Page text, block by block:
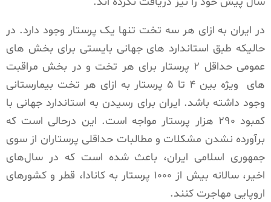
در ایران به ازای هر سه تخت تنها یک پرستار وجود دارد. در
حالیکه طبق استاندارد های جهانی بایستی برای بخش های
عمومی حداقل ۲ پرستار برای هر تخت و در بخش مراقبت
های ویژه بین ۴ تا ۵ پرستار به ازای هر تخت بیمارستانی
وجود داشته باشد. ایران برای رسیدن به استاندارد جهانی با
کمبود ۲۹۰ هزار پرستار مواجه است. این درحالی است که
برآورده نشدن مشکلات و مطالبات حداقلی پرستاران از سوی
جمهوری اسلامی ایران، باعث شده است که در سال‌های
اخیر، سالانه بیش از ۱۰۰۰ پرستار به کانادا، قطر و کشورهای
اروپایی مهاجرت کنند.